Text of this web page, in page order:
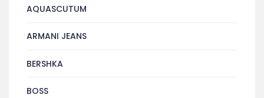
AQUASCUTUM
ARMANI JEANS
BERSHKA
BOSS